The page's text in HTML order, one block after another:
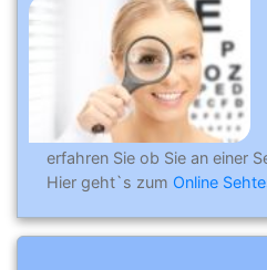
erfahren Sie ob Sie an einer
Hier geht`s zum Online